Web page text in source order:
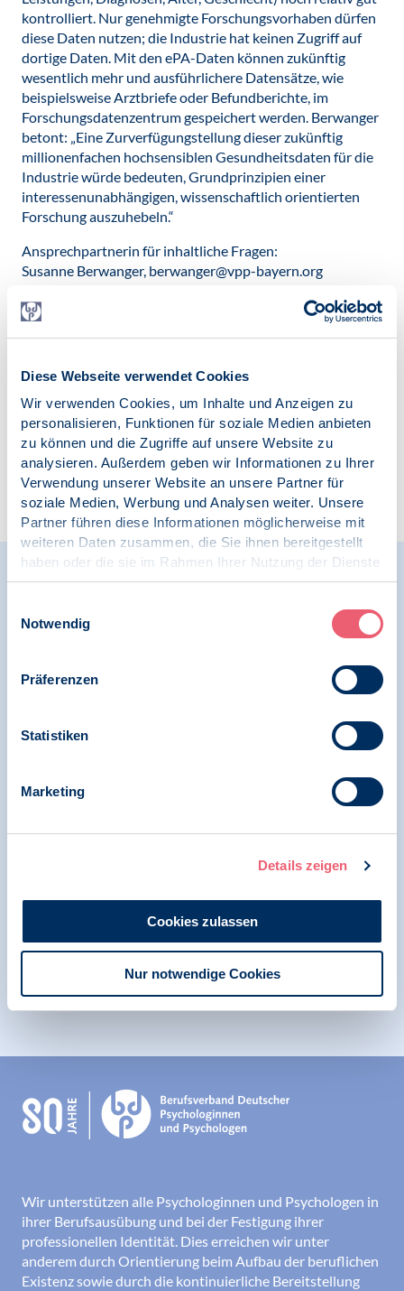
Diese Webseite verwendet Cookies
Wir verwenden Cookies, um Inhalte und Anzeigen zu
personalisieren, Funktionen für soziale Medien anbieten
zu können und die Zugriffe auf unsere Website zu
analysieren. Außerdem geben wir Informationen zu Ihrer
Verwendung unserer Website an unsere Partner für
soziale Medien, Werbung und Analysen weiter. Unsere
Partner führen diese Informationen möglicherweise mit
weiteren Daten zusammen, die Sie ihnen bereitgestellt
haben oder die sie im Rahmen Ihrer Nutzung der Dienste
gesammelt haben.
Notwendig
Präferenzen
Statistiken
Marketing
Details zeigen
Cookies zulassen
Nur notwendige Cookies
kontrolliert. Nur genehmigte Forschungsvorhaben dürfen
diese Daten nutzen; die Industrie hat keinen Zugriff auf
dortige Daten. Mit den ePA-Daten können zukünftig
wesentlich mehr und ausführlichere Datensätze, wie
beispielsweise Arztbriefe oder Befundberichte, im
Forschungsdatenzentrum gespeichert werden. Berwanger
betont: „Eine Zurverfügungstellung dieser zukünftig
millionenfachen hochsensiblen Gesundheitsdaten für die
Industrie würde bedeuten, Grundprinzipien einer
interessenunabhängigen, wissenschaftlich orientierten
Forschung auszuhebeln.“
Ansprechpartnerin für inhaltliche Fragen:
Susanne Berwanger, berwanger@vpp-bayern.org
19.08.2021
Stellungnahme
Zur Übersicht
Relevante Nachrichten
Pressemitteilung | Digitale Gesellschaft und
BDP fordert, Schutz von Gesundheitsdaten
Brief an BMG: Elektronische Patientenakte
(ePA) und BDP-Positionspapier zur Nutzung
von Gesundheitsdaten (EHDS)
Wir unterstützen alle Psychologinnen und Psychologen in
ihrer Berufsausübung und bei der Festigung ihrer
professionellen Identität. Dies erreichen wir unter
anderem durch Orientierung beim Aufbau der beruflichen
Existenz sowie durch die kontinuierliche Bereitstellung